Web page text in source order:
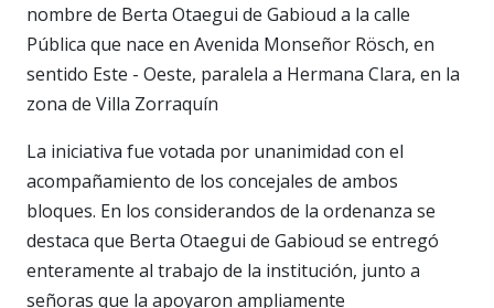
nombre de Berta Otaegui de Gabioud a la calle
Pública que nace en Avenida Monseñor Rösch, en
sentido Este - Oeste, paralela a Hermana Clara, en la
zona de Villa Zorraquín
La iniciativa fue votada por unanimidad con el
acompañamiento de los concejales de ambos
bloques. En los considerandos de la ordenanza se
destaca que Berta Otaegui de Gabioud se entregó
enteramente al trabajo de la institución, junto a
señoras que la apoyaron ampliamente